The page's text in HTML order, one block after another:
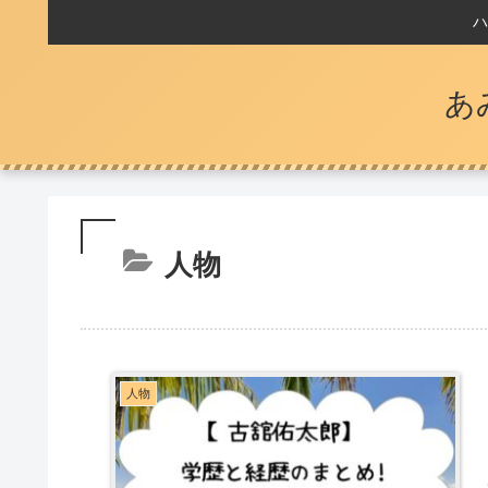
あ
人物
人物